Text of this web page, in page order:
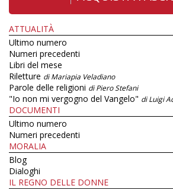
ATTUALITÀ
Ultimo numero
Numeri precedenti
Libri del mese
Riletture di Mariapia Veladiano
Parole delle religioni di Piero Stefani
"Io non mi vergogno del Vangelo" di Luigi
DOCUMENTI
Ultimo numero
Numeri precedenti
MORALIA
Blog
Dialoghi
IL REGNO DELLE DONNE